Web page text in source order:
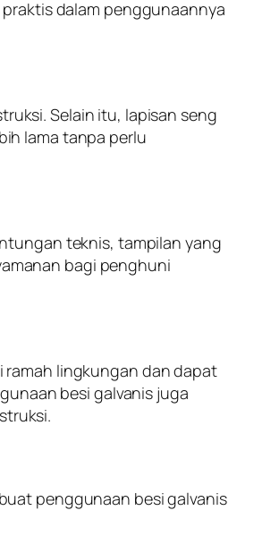
dalam penggunaannya
Selain itu, lapisan seng
lama tanpa perlu
teknis, tampilan yang
bagi penghuni
ramah lingkungan dan dapat
besi galvanis juga
penggunaan besi galvanis